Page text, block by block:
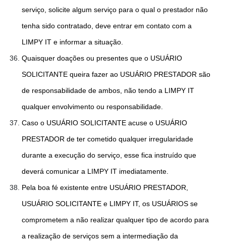
serviço, solicite algum serviço para o qual o prestador não
tenha sido contratado, deve entrar em contato com a
LIMPY IT e informar a situação.
Quaisquer doações ou presentes que o USUÁRIO
SOLICITANTE queira fazer ao USUÁRIO PRESTADOR são
de responsabilidade de ambos, não tendo a LIMPY IT
qualquer envolvimento ou responsabilidade.
Caso o USUÁRIO SOLICITANTE acuse o USUÁRIO
PRESTADOR de ter cometido qualquer irregularidade
durante a execução do serviço, esse fica instruído que
deverá comunicar a LIMPY IT imediatamente.
Pela boa fé existente entre USUÁRIO PRESTADOR,
USUÁRIO SOLICITANTE e LIMPY IT, os USUÁRIOS se
comprometem a não realizar qualquer tipo de acordo para
a realização de serviços sem a intermediação da